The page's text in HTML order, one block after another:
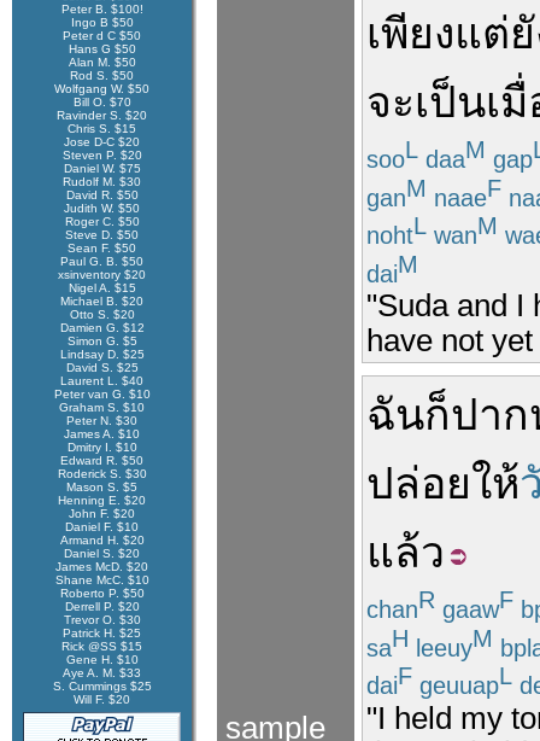
Peter B. $100!
Ingo B $50
Peter d C $50
Hans G $50
Alan M. $50
Rod S. $50
Wolfgang W. $50
Bill O. $70
Ravinder S. $20
Chris S. $15
Jose D-C $20
Steven P. $20
Daniel W. $75
Rudolf M. $30
David R. $50
Judith W. $50
Roger C. $50
Steve D. $50
Sean F. $50
Paul G. B. $50
xsinventory $20
Nigel A. $15
Michael B. $20
Otto S. $20
Damien G. $12
Simon G. $5
Lindsay D. $25
David S. $25
Laurent L. $40
Peter van G. $10
Graham S. $10
Peter N. $30
James A. $10
Dmitry I. $10
Edward R. $50
Roderick S. $30
Mason S. $5
Henning E. $20
John F. $20
Daniel F. $10
Armand H. $20
Daniel S. $20
James McD. $20
Shane McC. $10
Roberto P. $50
Derrell P. $20
Trevor O. $30
Patrick H. $25
Rick @SS $15
Gene H. $10
Aye A. M. $33
S. Cummings $25
Will F. $20
sample
เพียงแต่
จะเป็นเ
sooL daaM gap
ganM naaeF
nohtL wanM
daiM
"Suda and I
have not
ฉันก็ปา
ปล่อยให้
แล้ว
chanR gaawF
saH leeuyM
daiF geuuapL
"I held my